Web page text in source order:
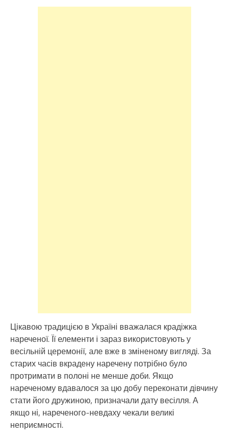
Цікавою традицією в Україні вважалася крадіжка
нареченої. Її елементи і зараз використовують у
весільній церемонії, але вже в зміненому вигляді. За
старих часів вкрадену наречену потрібно було
протримати в полоні не менше доби. Якщо
нареченому вдавалося за цю добу переконати дівчину
стати його дружиною, призначали дату весілля. А
якщо ні, нареченого-невдаху чекали великі
неприємності.